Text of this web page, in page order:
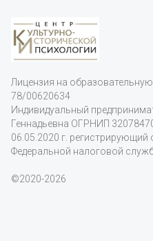
Лицензия на
78/00620634
Индивидуальный
Геннадьевна ОГРНИП
06.05.2020 г.
Федеральной налоговой
©2020-2026